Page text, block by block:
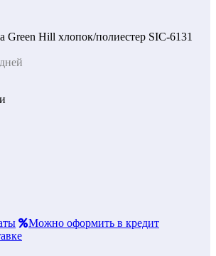
Green Hill хлопок/полиестер SIC-6131
Можно оформить в кредит